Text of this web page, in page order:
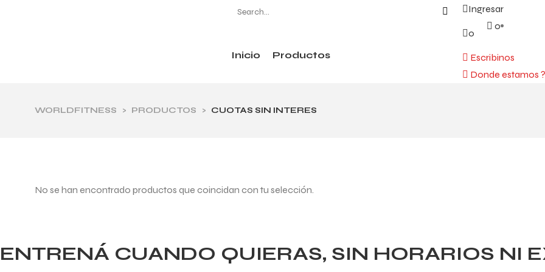
Ingresar
0
0
Inicio Productos
Escribinos
Donde estamos ?
WORLDFITNESS > PRODUCTOS > CUOTAS SIN INTERES
No se han encontrado productos que coincidan con tu selección.
ENTRENÁ CUANDO QUIERAS, SIN HORARIOS NI